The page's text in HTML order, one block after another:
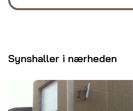
Synshaller i nærheden